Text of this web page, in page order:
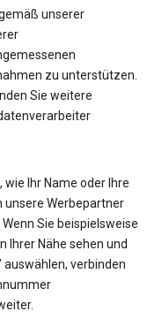
unserer
zu unterstützen.
Sie weitere
Ihr Name oder Ihre
unsere Werbepartner
Sie beispielsweise
Ihrer Nähe sehen und
verbinden